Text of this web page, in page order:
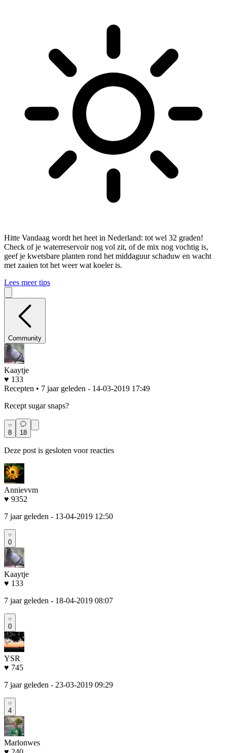
Hitte Vandaag wordt het heet in Nederland: tot wel 32 graden!
Check of je waterreservoir nog vol zit, of de mix nog vochtig is,
geef je kwetsbare planten rond het middaguur schaduw en wacht
met zaaien tot het weer wat koeler is.
Lees meer tips
Community
Kaaytje
♥ 133
Recepten • 7 jaar geleden - 14-03-2019 17:49
Recept sugar snaps?
8 18
Deze post is gesloten voor reacties
Annievvm
♥ 9352
7 jaar geleden - 13-04-2019 12:50
0
Kaaytje
♥ 133
7 jaar geleden - 18-04-2019 08:07
0
YSR
♥ 745
7 jaar geleden - 23-03-2019 09:29
4
Marlonwes